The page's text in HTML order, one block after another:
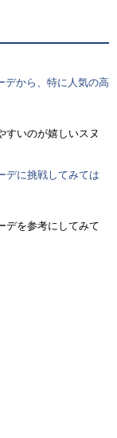
デから、特に人気の高
すいのが嬉しいスヌ
デに挑戦してみては
デを参考にしてみて